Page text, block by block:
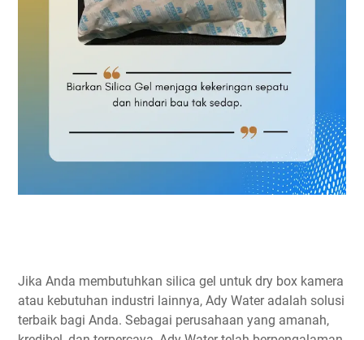
Jika Anda membutuhkan silica gel untuk dry box kamera
atau kebutuhan industri lainnya, Ady Water adalah solusi
terbaik bagi Anda. Sebagai perusahaan yang amanah,